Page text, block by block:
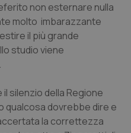
non esternare nulla
molto imbarazzante
il più grande
studio viene
silenzio della Regione
qualcosa dovrebbe dire e
la correttezza